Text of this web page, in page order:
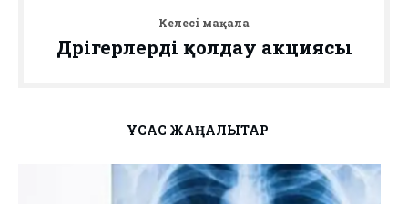
Келесі мақала
Дәрігерлерді қолдау акциясы
ҰҚСАС ЖАҢАЛЫҚТАР